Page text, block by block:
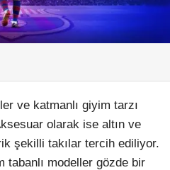
ve katmanlı giyim tarzı
olarak ise altın ve
şekilli takılar tercih ediliyor.
tabanlı modeller gözde bir